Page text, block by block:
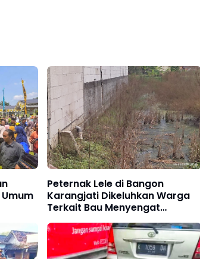
Peternak Lele di Bangon
Karangjati Dikeluhkan Warga
Terkait Bau Menyengat
Pembuangan Air Limbah Kolam